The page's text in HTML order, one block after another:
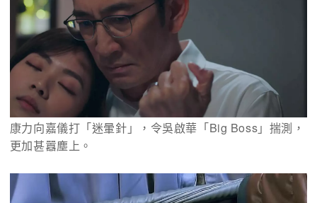
康力向嘉儀打「迷暈針」，令吳啟華「Big Boss」揣測，
更加甚囂塵上。